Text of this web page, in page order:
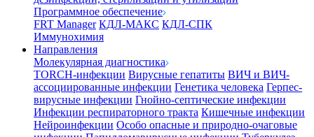
Программное обеспечение
FRT Manager КДЛ-МАКС КДЛ-СПК
Иммунохимия
Направления
Молекулярная диагностика
TORCH-инфекции Вирусные гепатиты ВИЧ и ВИЧ-
ассоциированные инфекции Генетика человека Герпес-
вирусные инфекции Гнойно-септические инфекции
Инфекции респираторного тракта Кишечные инфекции
Нейроинфекции Особо опасные и природно-очаговые